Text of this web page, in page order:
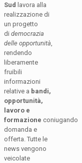
Sud lavora alla
realizzazione di
un progetto
di democrazia
delle opportunità,
rendendo
liberamente
fruibili
informazioni
relative a bandi,
opportunità,
lavoro e
formazione coniugando
domanda e
offerta. Tutte le
news vengono
veicolate